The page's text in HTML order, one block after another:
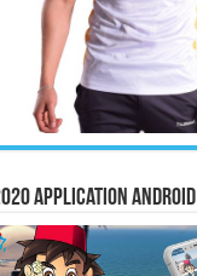
Application Android